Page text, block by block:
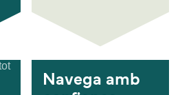
Navega amb